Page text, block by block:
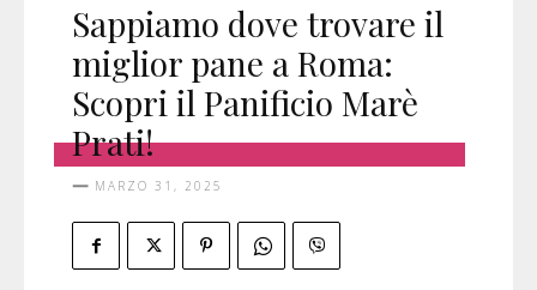
Sappiamo dove trovare il
miglior pane a Roma:
Scopri il Panificio Marè
Prati!
MARZO 31, 2025